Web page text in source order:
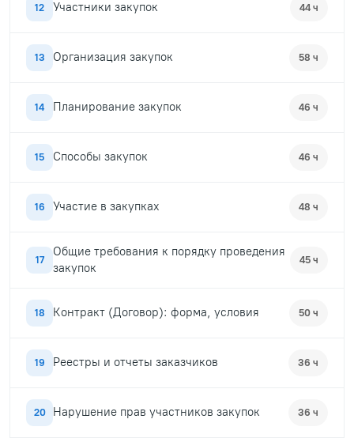
12 Участники закупок 44 ч
13 Организация закупок 58 ч
14 Планирование закупок 46 ч
15 Способы закупок 46 ч
16 Участие в закупках 48 ч
17
Общие требования к порядку проведения
закупок
45 ч
18 Контракт (Договор): форма, условия 50 ч
19 Реестры и отчеты заказчиков 36 ч
20 Нарушение прав участников закупок 36 ч